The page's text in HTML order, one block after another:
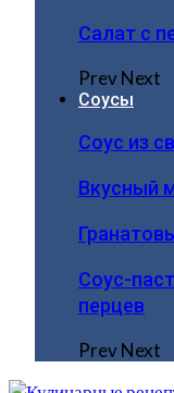
Салат с
PrevNext
Соусы
Соус из
Вкусный
Соус-
перцев
PrevNext